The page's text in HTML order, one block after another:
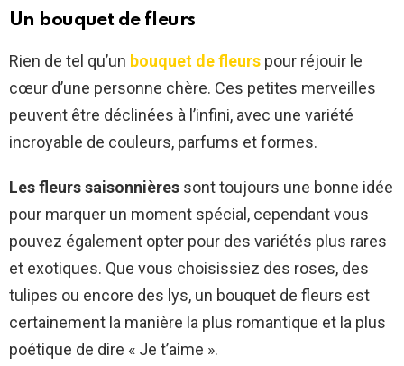
Un bouquet de fleurs
Rien de tel qu’un bouquet de fleurs pour réjouir le
cœur d’une personne chère. Ces petites merveilles
peuvent être déclinées à l’infini, avec une variété
incroyable de couleurs, parfums et formes.
Les fleurs saisonnières sont toujours une bonne idée
pour marquer un moment spécial, cependant vous
pouvez également opter pour des variétés plus rares
et exotiques. Que vous choisissiez des roses, des
tulipes ou encore des lys, un bouquet de fleurs est
certainement la manière la plus romantique et la plus
poétique de dire « Je t’aime ».